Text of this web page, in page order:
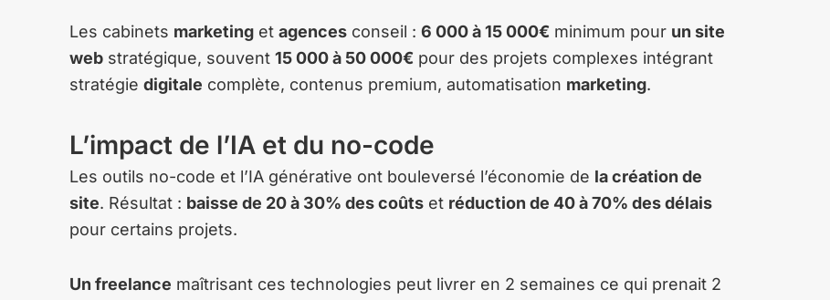
Les cabinets marketing et agences conseil : 6 000 à 15 000€ minimum pour un site
web stratégique, souvent 15 000 à 50 000€ pour des projets complexes intégrant
stratégie digitale complète, contenus premium, automatisation marketing.
L’impact de l’IA et du no-code
Les outils no-code et l’IA générative ont bouleversé l’économie de la création de
site. Résultat : baisse de 20 à 30% des coûts et réduction de 40 à 70% des délais
pour certains projets.
Un freelance maîtrisant ces technologies peut livrer en 2 semaines ce qui prenait 2